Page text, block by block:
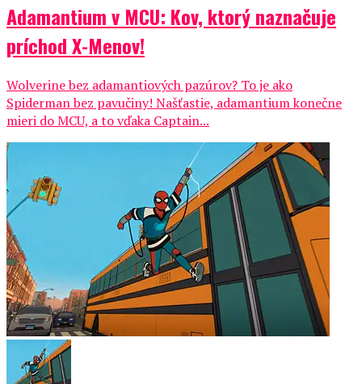
Adamantium v MCU: Kov, ktorý naznačuje
príchod X-Menov!
Wolverine bez adamantiových pazúrov? To je ako
Spiderman bez pavučiny! Našťastie, adamantium konečne
mieri do MCU, a to vďaka Captain...